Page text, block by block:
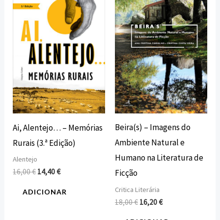
Ai, Alentejo… – Memórias
Rurais (3.ª Edição)
Alentejo
16,00€
original
era:
16,00 €.
14,40€
atual
é:
14,40 €.
ADICIONAR
Beira(s) – Imagens do
Ambiente Natural e
Humano na Literatura de
Ficção
Critica Literária
18,00€
original
era:
18,00 €.
16,20€
atual
16,20 €.